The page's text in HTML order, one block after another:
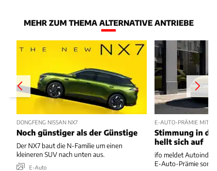
MEHR ZUM THEMA ALTERNATIVE ANTRIEBE
DONGFENG NISSAN NX7
Noch günstiger als der Günstige
Der NX7 baut die N-Familie um einen
kleineren SUV nach unten aus.
E-Auto
E-AUTO-PRÄMIE MIT
Stimmung in
hellt sich auf
ifo meldet
E-Auto-Prämie